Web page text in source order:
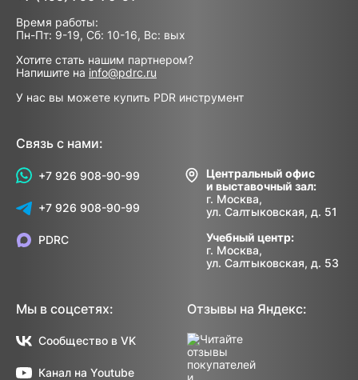
Время работы:
Пн-Пт: 9-19, Сб: 10-16, Вс: вых
Хотите стать нашим партнером?
Напишите на info@pdrc.ru
У нас вы можете купить PDR инструмент
Связь с нами:
+7 926 908-90-99
+7 926 908-90-99
Центральный офис
и выставочный зал:
г. Москва,
ул. Салтыковская, д. 51
Учебный центр:
г. Москва,
ул. Салтыковская, д. 53
PDRC
Мы в соцсетях:
Сообщество в VK
Канал на Youtube
Отзывы на Яндекс: